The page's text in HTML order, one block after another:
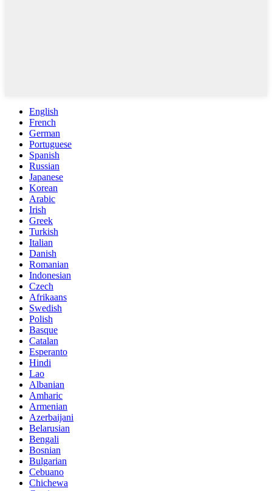
English
French
German
Portuguese
Spanish
Russian
Japanese
Korean
Arabic
Irish
Greek
Turkish
Italian
Danish
Romanian
Indonesian
Czech
Afrikaans
Swedish
Polish
Basque
Catalan
Esperanto
Hindi
Lao
Albanian
Amharic
Armenian
Azerbaijani
Belarusian
Bengali
Bosnian
Bulgarian
Cebuano
Chichewa